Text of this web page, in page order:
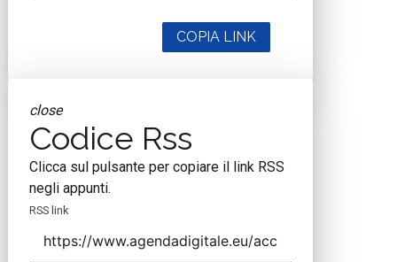
COPIA LINK
close
Codice Rss
Clicca sul pulsante per copiare il link RSS
negli appunti.
RSS link